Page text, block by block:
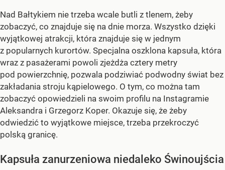
Nad Bałtykiem nie trzeba wcale butli z tlenem, żeby
zobaczyć, co znajduje się na dnie morza. Wszystko dzięki
wyjątkowej atrakcji, która znajduje się w jednym
z popularnych kurortów. Specjalna oszklona kapsuła, która
wraz z pasażerami powoli zjeżdża cztery metry
pod powierzchnię, pozwala podziwiać podwodny świat bez
zakładania stroju kąpielowego. O tym, co można tam
zobaczyć opowiedzieli na swoim profilu na Instagramie
Aleksandra i Grzegorz Koper. Okazuje się, że żeby
odwiedzić to wyjątkowe miejsce, trzeba przekroczyć
polską granicę.
Kapsuła zanurzeniowa niedaleko Świnoujścia